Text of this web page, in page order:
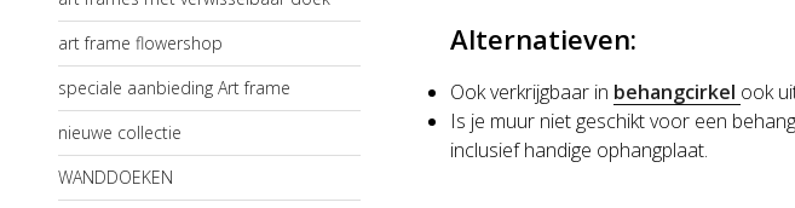
Alternatieven:
Ook verkrijgbaar in behangcirkel ook
Is je muur niet geschikt voor een
inclusief handige ophangplaat.
art frame flowershop
speciale aanbieding Art frame
nieuwe collectie
WANDDOEKEN